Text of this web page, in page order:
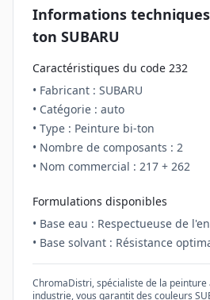
Informations
ton SUBARU
Caractéristiques du code 232
• Fabricant : SUBARU
• Catégorie : auto
• Type : Peinture bi-ton
• Nombre de composants : 2
• Nom commercial : 217 + 262
Formulations disponibles
• Base eau : Respectueuse de
• Base solvant : Résistance
ChromaDistri, spécialiste de la
industrie, vous garantit des couleurs